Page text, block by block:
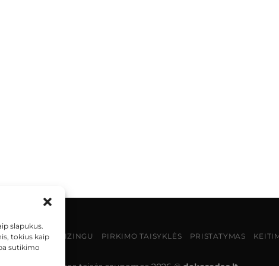
slapukus.
tokius kaip
sutikimo
MOKĖJIMAS LIZINGU PIRKIMO TAISYKLĖS PRISTATYMAS